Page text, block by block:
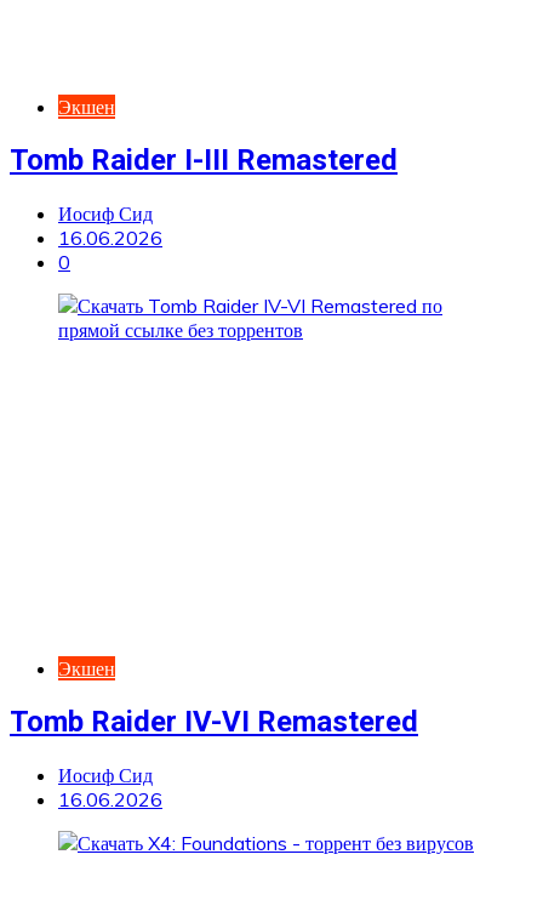
Экшен
Tomb Raider I-III Remastered
Иосиф Сид
16.06.2026
0
Экшен
Tomb Raider IV-VI Remastered
Иосиф Сид
16.06.2026